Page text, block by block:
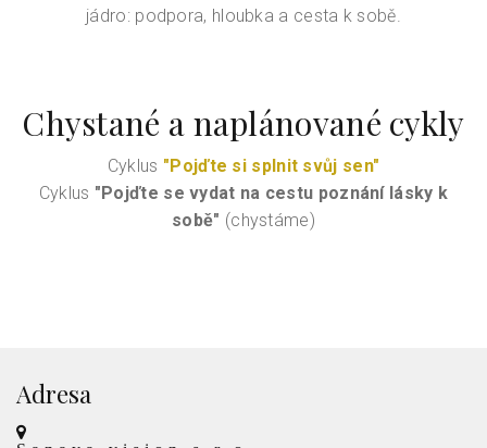
jádro: podpora, hloubka a cesta k sobě.
Chystané a naplánované cykly
Cyklus "Pojďte si splnit svůj sen"
Cyklus "Pojďte se vydat na cestu poznání lásky k
sobě" (chystáme)
Adresa